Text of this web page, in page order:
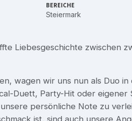
BEREICHE
Steiermark
Liebesgeschichte zwischen
wagen wir uns nun als Duo
Duett, Party-Hit oder eigener
persönliche Note zu
ist, sind auch unsere